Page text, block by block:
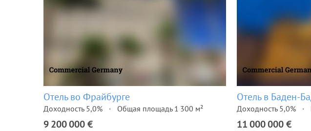
Отель во Фрайбурге
Доходность 5,0% Общая площадь 1 300 м²
9 200 000 €
Отель в Баден-
Доходность 5,0%
11 000 000 €